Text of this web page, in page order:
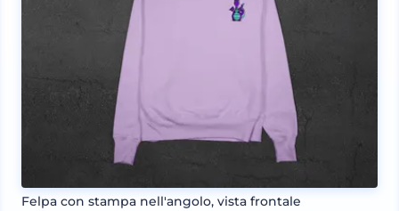
Felpa con stampa nell'angolo, vista frontale